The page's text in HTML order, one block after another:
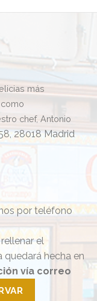
más
chef, Antonio
28018 Madrid
por teléfono
el
quedará hecha en
vía correo